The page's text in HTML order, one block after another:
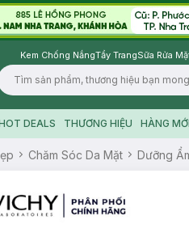
Kem Chống NắngTẩy TrangSữa Rửa
DEALS THƯƠNG HIỆU HÀNG
Chăm Sóc Da Mặt Dưỡng